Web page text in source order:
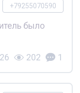
+79255070590
было
202 1